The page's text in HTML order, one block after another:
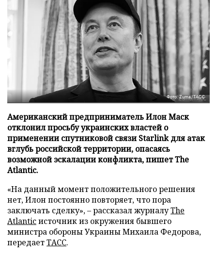
Фото: Zuma/ТАСС
Американский предприниматель Илон Маск
отклонил просьбу украинских властей о
применении спутниковой связи Starlink для атак
вглубь российской территории, опасаясь
возможной эскалации конфликта, пишет The
Atlantic.
«На данный момент положительного решения
нет, Илон постоянно повторяет, что пора
заключать сделку», – рассказал журналуThe
Atlanticисточник из окружения бывшего
министра обороны Украины Михаила Федорова,
передаетТАСС.